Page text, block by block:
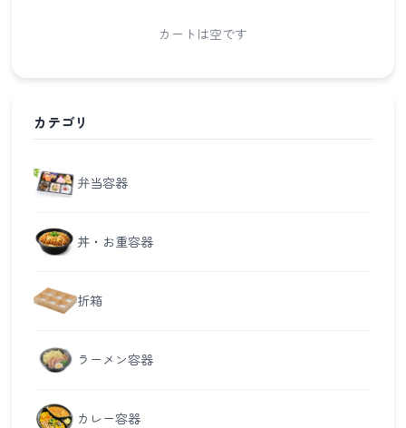
カートは空です
カテゴリ
弁当容器
丼・お重容器
折箱
ラーメン容器
カレー容器